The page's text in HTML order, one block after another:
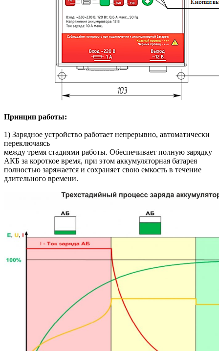
Принцип работы:
1) Зарядное устройство работает непрерывно, автоматически
переключаясь
между тремя стадиями работы. Обеспечивает полную зарядку
АКБ за короткое время, при этом аккумуляторная батарея
полностью заряжается и сохраняет свою емкость в течение
длительного времени.